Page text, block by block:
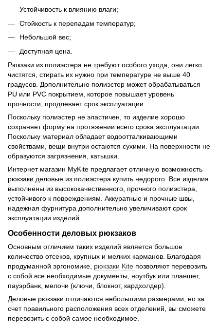
Устойчивость к влиянию влаги;
Стойкость к перепадам температур;
Небольшой вес;
Доступная цена.
Рюкзаки из полиэстера не требуют особого ухода, они легко
чистятся, стирать их нужно при температуре не выше 40
градусов. Дополнительно полиэстер может обрабатываться
PU или PVC покрытием, которое повышает уровень
прочности, продлевает срок эксплуатации.
Поскольку полиэстер не эластичен, то изделие хорошо
сохраняет форму на протяжении всего срока эксплуатации.
Поскольку материал обладает водоотталкивающими
свойствами, вещи внутри остаются сухими. На поверхности не
образуются загрязнения, катышки.
Интернет магазин MyKite предлагает отличную возможность
рюкзаки деловые из полиэстера купить недорого. Все изделия
выполнены из высококачественного, прочного полиэстера,
устойчивого к повреждениям. Аккуратные и прочные швы,
надежная фурнитура дополнительно увеличивают срок
эксплуатации изделий.
Особенности деловых рюкзаков
Основным отличием таких изделий является большое
количество отсеков, крупных и мелких карманов. Благодаря
продуманной эргономике, рюкзаки Kite позволяют перевозить
с собой все необходимые документы, ноутбук или планшет,
пауэрбанк, мелочи (ключи, блокнот, кардхолдер).
Деловые рюкзаки отличаются небольшими размерами, но за
счет правильного расположения всех отделений, вы сможете
перевозить с собой самое необходимое.